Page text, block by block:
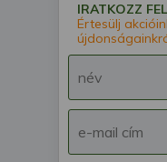
IRATKOZZ
Értesülj